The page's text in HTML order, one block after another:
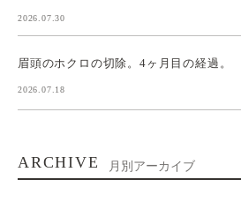
2026.07.30
眉頭のホクロの切除。4ヶ月目の経過。
2026.07.18
ARCHIVE 月別アーカイブ